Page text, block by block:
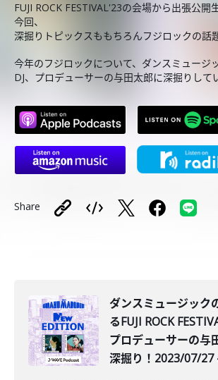
FUJI ROCK FESTIVAL'23の会場から出張公開
今回、
深掘りトピックスももちろんフジロックの話
今年のフジロックについて、ダンスミュージ
DJ、プロデューサーの与田太郎に深掘りして
Share
ダンスミュージック
るFUJI ROCK
プロデューサーの与
深掘り！2023/07/27